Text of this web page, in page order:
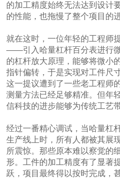
的加工精度始终无法达到设计
的性能，也拖慢了整个项目的进
就在这时，一位年轻的工程师
——引入哈量杠杆百分表进行
的杠杆放大原理，能够将微小
指针偏转，于是实现对工件尺
这一提议遭到了一些老工程师
测量方法已经足够精准。但年
信科技的进步能够为传统工艺
经过一番精心调试，当哈量杠
生产线上时，所有人都被其展
所震惊。那些原本难以察觉的
形。工件的加工精度有了显著
跃，项目最终得以按时完成，